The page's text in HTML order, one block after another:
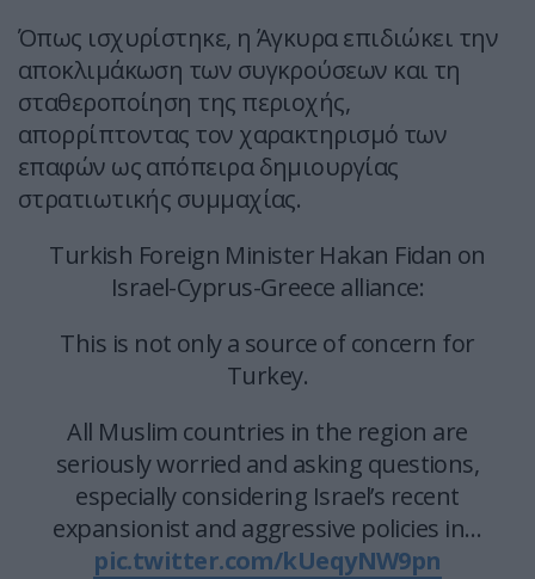
Όπως ισχυρίστηκε, η Άγκυρα επιδιώκει την
αποκλιμάκωση των συγκρούσεων και τη
σταθεροποίηση της περιοχής,
απορρίπτοντας τον χαρακτηρισμό των
επαφών ως απόπειρα δημιουργίας
στρατιωτικής συμμαχίας.
Turkish Foreign Minister Hakan Fidan on
Israel-Cyprus-Greece alliance:
This is not only a source of concern for
Turkey.
All Muslim countries in the region are
seriously worried and asking questions,
especially considering Israel’s recent
expansionist and aggressive policies in…
pic.twitter.com/kUeqyNW9pn